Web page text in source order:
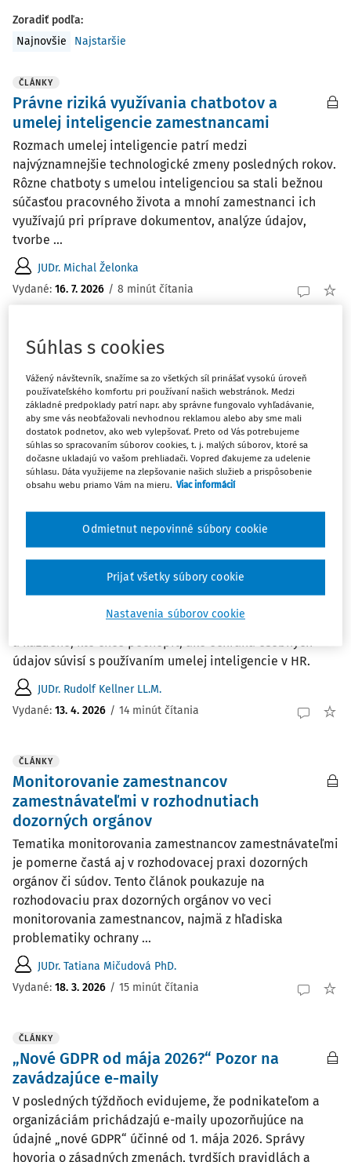
Zoradiť podľa:
Najnovšie
Najstaršie
ČLÁNKY
Právne riziká využívania chatbotov a
umelej inteligencie zamestnancami
Rozmach umelej inteligencie patrí medzi
najvýznamnejšie technologické zmeny posledných rokov.
Rôzne chatboty s umelou inteligenciou sa stali bežnou
súčasťou pracovného života a mnohí zamestnanci ich
využívajú pri príprave dokumentov, analýze údajov,
tvorbe ...
JUDr. Michal Želonka
Vydané: 16. 7. 2026 / 8 minút čítania
ČLÁNKY
AI na pracovisku: právne riziká pre
zamestnávateľa
Používanie AI na pracovisku je čoraz bežnejšie. Často bez
pravidiel, kontroly a bez toho, aby si firma uvedomovala
právne a reputačné riziká.
JUDr. Štefan Šléher LL.M.
Vydané:11. 5. 2026 / 2 minúty čítania
AI a osobné údaje zamestnancov: Čo musíte
vedieť o GDPR, kým nasadíte akýkoľvek
nástroj
Praktický sprievodca pre zamestnávateľov, personalistov
a každého, kto chce pochopiť, ako ochrana osobných
údajov súvisí s používaním umelej inteligencie v HR.
JUDr. Rudolf Kellner LL.M.
Vydané: 13. 4. 2026 / 14 minút čítania
ČLÁNKY
Monitorovanie zamestnancov
zamestnávateľmi v rozhodnutiach
dozorných orgánov
Tematika monitorovania zamestnancov zamestnávateľmi
je pomerne častá aj v rozhodovacej praxi dozorných
orgánov či súdov. Tento článok poukazuje na
rozhodovaciu prax dozorných orgánov vo veci
monitorovania zamestnancov, najmä z hľadiska
problematiky ochrany ...
JUDr. Tatiana Mičudová PhD.
Vydané: 18. 3. 2026 / 15 minút čítania
ČLÁNKY
„Nové GDPR od mája 2026?“ Pozor na
zavádzajúce e-maily
V posledných týždňoch evidujeme, že podnikateľom a
organizáciám prichádzajú e-maily upozorňujúce na
údajné „nové GDPR“ účinné od 1. mája 2026. Správy
hovoria o zásadných zmenách, tvrdších pravidlách a
Súhlas s cookies
Vážený návštevník, snažíme sa zo všetkých síl prinášať vysokú úroveň
používateľského komfortu pri používaní našich webstránok. Medzi
základné predpoklady patrí napr. aby správne fungovalo vyhľadávanie,
aby sme vás neobťažovali nevhodnou reklamou alebo aby sme mali
dostatok podnetov, ako web vylepšovať. Preto od Vás potrebujeme
súhlas so spracovaním súborov cookies, t. j. malých súborov, ktoré sa
dočasne ukladajú vo vašom prehliadači. Vopred ďakujeme za udelenie
súhlasu. Dáta využijeme na zlepšovanie našich služieb a prispôsobenie
obsahu webu priamo Vám na mieru. Viac informácií
Nastavenia súborov cookie
Odmietnut nepovinné súbory cookie
Prijať všetky súbory cookie